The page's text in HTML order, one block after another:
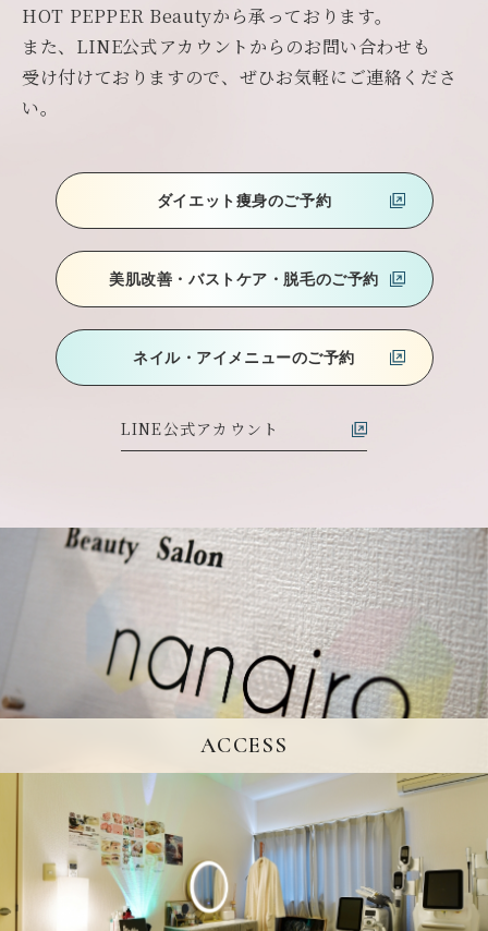
HOT PEPPER Beautyから承っております。
また、LINE公式アカウントからのお問い合わせも
受け付けておりますので、ぜひお気軽にご連絡くださ
い。
ダイエット痩身のご予約
美肌改善・バストケア ・脱毛のご予約
ネイル・アイメニューのご予約
LINE公式アカウント
ACCESS